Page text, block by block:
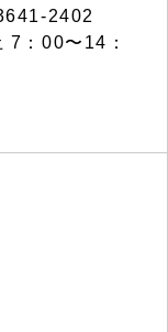
2402
：00〜14：